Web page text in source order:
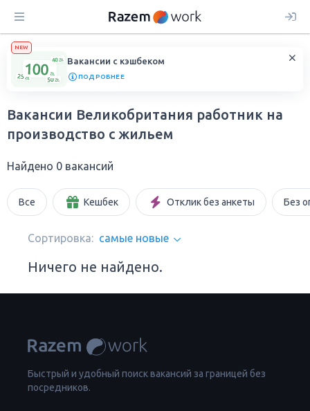
NEW
Вакансии с кэшбеком
ПОДРОБНЕЕ
Вакансии Великобритания работник на
производство с жильем
Найдено 0 вакансий
Все Кешбек Отклик без анкеты Без
Сортировка: самые новые
Ничего не найдено.
Быстрый и удобный поиск вакансий за границей без
посредников.